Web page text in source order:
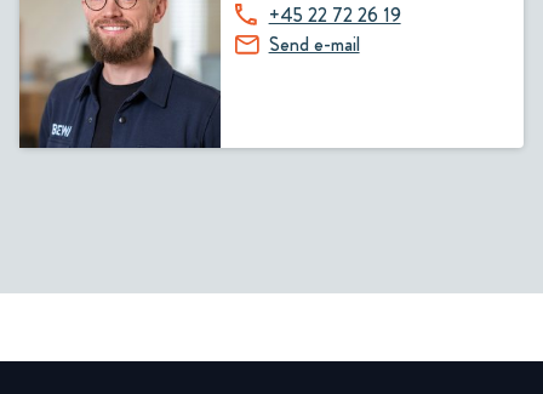
+45 22 72 26 19
Send e-mail